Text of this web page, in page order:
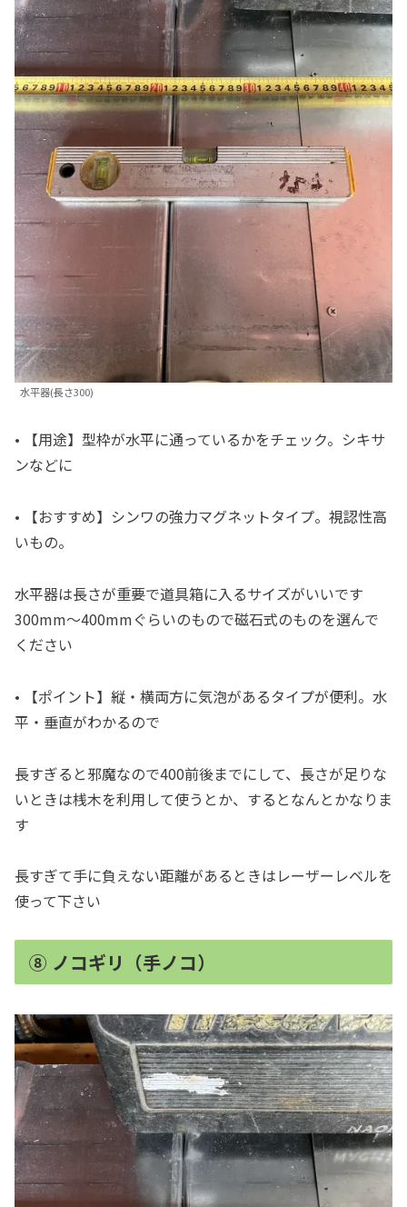
水平器(長さ300)
• 【用途】型枠が水平に通っているかをチェック。シキサ
ンなどに
• 【おすすめ】シンワの強力マグネットタイプ。視認性高
いもの。
水平器は長さが重要で道具箱に入るサイズがいいです
300mm〜400mmぐらいのもので磁石式のものを選んで
ください
• 【ポイント】縦・横両方に気泡があるタイプが便利。水
平・垂直がわかるので
長すぎると邪魔なので400前後までにして、長さが足りな
いときは桟木を利用して使うとか、するとなんとかなりま
す
長すぎて手に負えない距離があるときはレーザーレベルを
使って下さい
⑧ ノコギリ（手ノコ）